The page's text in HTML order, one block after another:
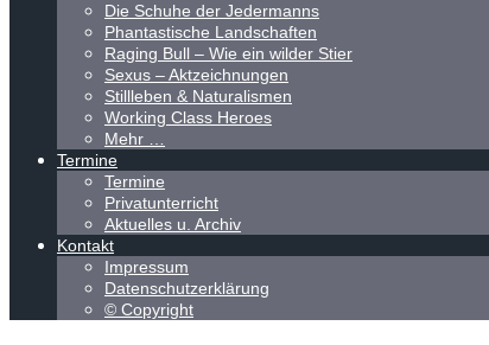
Die Schuhe der Jedermanns
Phantastische Landschaften
Raging Bull – Wie ein wilder Stier
Sexus – Aktzeichnungen
Stillleben & Naturalismen
Working Class Heroes
Mehr …
Termine
Termine
Privatunterricht
Aktuelles u. Archiv
Kontakt
Impressum
Datenschutzerklärung
© Copyright